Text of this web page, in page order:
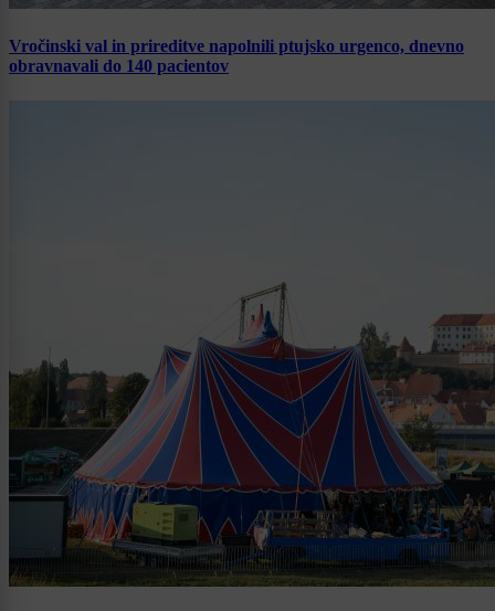
Vročinski val in prireditve napolnili ptujsko urgenco, dnevno
obravnavali do 140 pacientov